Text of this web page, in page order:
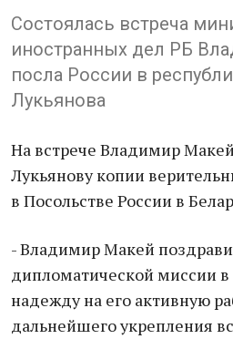
Состоялась встреча
иностранных дел РБ
посла России в
Лукьянова
На встрече Владимир
Лукьянову копии
в Посольстве России в
- Владимир Макей
дипломатической миссии в
надежду на его активную
дальнейшего укрепления